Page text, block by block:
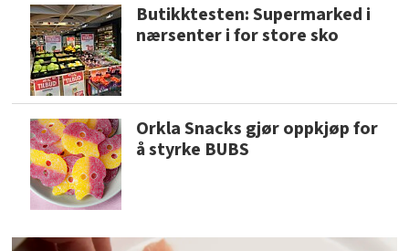
Butikktesten: Supermarked i
nærsenter i for store sko
Orkla Snacks gjør oppkjøp for
å styrke BUBS